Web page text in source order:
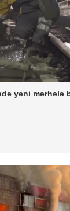
yeni mərhələ